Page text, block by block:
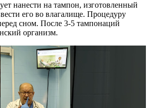
нанести на тампон, изготовленный
его во влагалище. Процедуру
сном. После 3-5 тампонаций
организм.